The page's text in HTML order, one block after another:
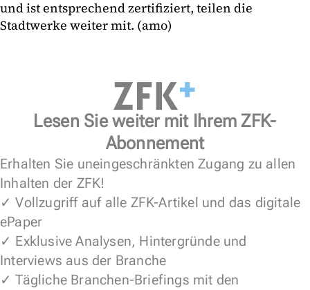
und ist entsprechend zertifiziert, teilen die
Stadtwerke weiter mit. (amo)
Lesen Sie weiter mit Ihrem ZFK-
Abonnement
Erhalten Sie uneingeschränkten Zugang zu allen
Inhalten der ZFK!
✓ Vollzugriff auf alle ZFK-Artikel und das digitale
ePaper
✓ Exklusive Analysen, Hintergründe und
Interviews aus der Branche
✓ Tägliche Branchen-Briefings mit den